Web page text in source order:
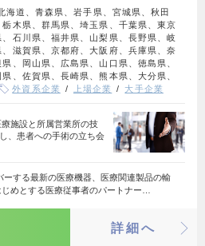
海道、青森県、岩手県、宮城県、秋田
木県、群馬県、埼玉県、千葉県、東京
石川県、福井県、山梨県、長野県、岐
滋賀県、京都府、大阪府、兵庫県、奈
、岡山県、広島県、山口県、徳島県、
、佐賀県、長崎県、熊本県、大分県、
外資系企業 上場企業 大手企業
療施設と所属営業所の技
、患者への手術の立ち会
ーする最新の医療機器、医療関連製品の輸
めとする医療従事者のパートナー…
詳細へ